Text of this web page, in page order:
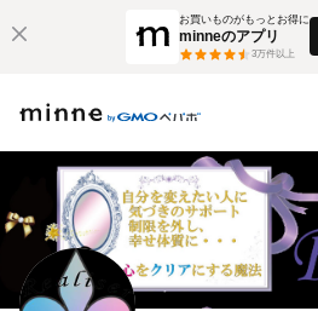
お買いものがもっとお得に
minneのアプリ
3万件以上